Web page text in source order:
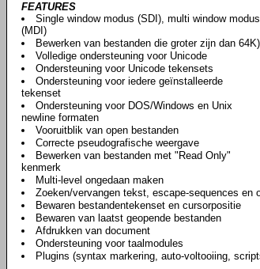
FEATURES
Single window modus (SDI), multi window modus
(MDI)
Bewerken van bestanden die groter zijn dan 64K)
Volledige ondersteuning voor Unicode
Ondersteuning voor Unicode tekensets
Ondersteuning voor iedere geïnstalleerde
tekenset
Ondersteuning voor DOS/Windows en Unix
newline formaten
Vooruitblik van open bestanden
Correcte pseudografische weergave
Bewerken van bestanden met "Read Only"
kenmerk
Multi-level ongedaan maken
Zoeken/vervangen tekst, escape-sequences en
Bewaren bestandentekenset en cursorpositie
Bewaren van laatst geopende bestanden
Afdrukken van document
Ondersteuning voor taalmodules
Plugins (syntax markering, auto-voltooiing,